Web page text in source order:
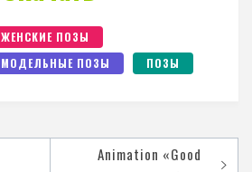
ЖЕНСКИЕ ПОЗЫ
МОДЕЛЬНЫЕ ПОЗЫ
ПОЗЫ
Animation «Good